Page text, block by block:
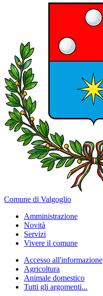
Comune di Valgoglio
Amministrazione
Novità
Servizi
Vivere il comune
Accesso all'informazione
Agricoltura
Animale domestico
Tutti gli argomenti...